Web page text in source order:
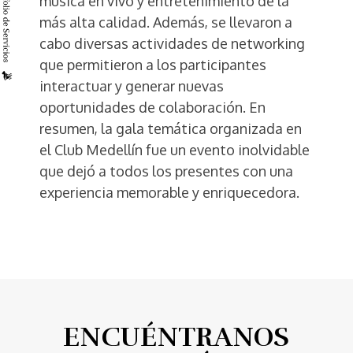
más alta calidad. Además, se llevaron a
cabo diversas actividades de networking
que permitieron a los participantes
interactuar y generar nuevas
oportunidades de colaboración. En
resumen, la gala temática organizada en
el Club Medellín fue un evento inolvidable
que dejó a todos los presentes con una
experiencia memorable y enriquecedora.
ENCUÉNTRANOS